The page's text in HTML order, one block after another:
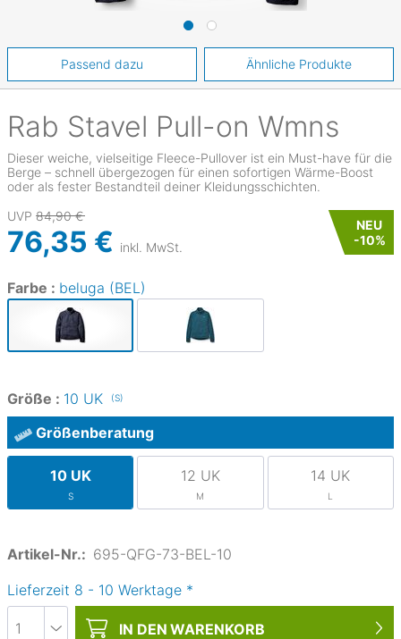
Rab Stavel Pull-on Wmns
Dieser weiche, vielseitige Fleece-Pullover ist ein Must-have für die
Berge – schnell übergezogen für einen sofortigen Wärme-Boost
oder als fester Bestandteil deiner Kleidungsschichten.
UVP 84,90 €
76,35 € inkl. MwSt.
NEU
-10%
Farbe : beluga (BEL)
Größe : 10 UK (S)
Größenberatung
10 UK
S
12 UK
M
14 UK
L
Artikel-Nr.: 695-QFG-73-BEL-10
Lieferzeit 8 - 10 Werktage *
IN DEN WARENKORB
Passend dazu Ähnliche Produkte